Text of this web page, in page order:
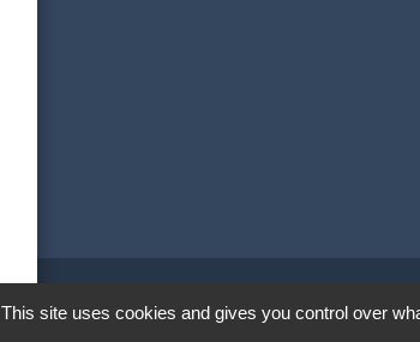
Mentions légales
This site uses cookies and gives you control over